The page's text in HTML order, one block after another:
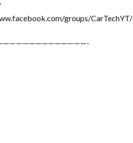
groups/CarTechYT/